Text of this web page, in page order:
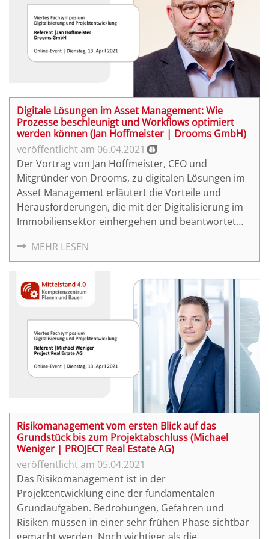
Digitale Lösungen im Asset Management: Wie
Prozesse beschleunigt und Workflows optimiert
werden können (Jan Hoffmeister | Drooms GmbH)
06.04.2021
Der Vortrag von Jan Hoffmeister, CEO und
Mitgründer von Drooms, zu digitalen Lösungen im
Asset Management erläutert die Vorteile und
Herausforderungen, die mit der Digitalisierung im
Immobiliensektor einhergehen und beantwortet
Digitalisierung bereits in der Branche verankert?
Wie können Prozesse im Asset Management
optimiert werden? Welche Vorteile bringen digitale
Datenraumlösungen mit sich?
MEHR LESEN
Risikomanagement vom ersten Blick auf das
Grundstück bis zum Projektabschluss (Michael
Weniger | PROJECT Real Estate AG)
05.04.2021
Das Risikomanagement ist in der
Projektentwicklung eine der fundamentalen
Grundaufgaben. Bedrohungen, Gefahren und
Risiken müssen in einer sehr frühen Phase sichtbar